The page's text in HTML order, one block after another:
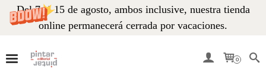
Del 7 al 15 de agosto, ambos inclusive, nuestra tienda
online permanecerá cerrada por vacaciones.
0